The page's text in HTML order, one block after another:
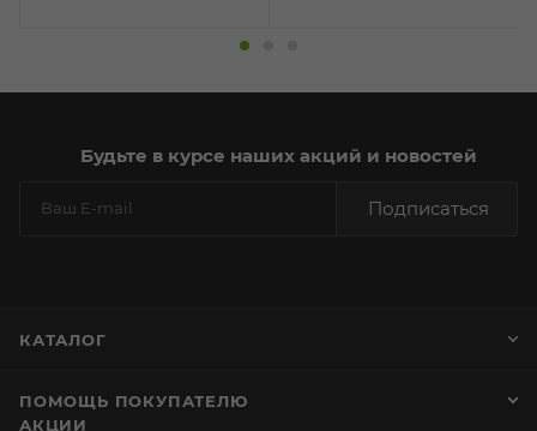
Будьте в курсе наших акций и новостей
Подписаться
КАТАЛОГ
ПОМОЩЬ ПОКУПАТЕЛЮ
АКЦИИ